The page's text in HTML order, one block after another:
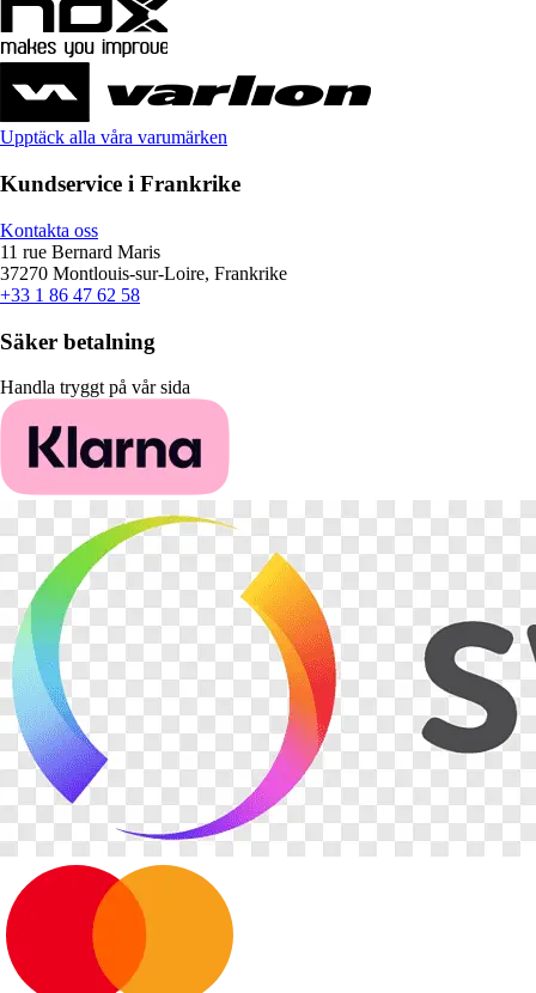
Upptäck alla våra varumärken
Kundservice i Frankrike
Kontakta oss
11 rue Bernard Maris
37270 Montlouis-sur-Loire, Frankrike
+33 1 86 47 62 58
Säker betalning
Handla tryggt på vår sida